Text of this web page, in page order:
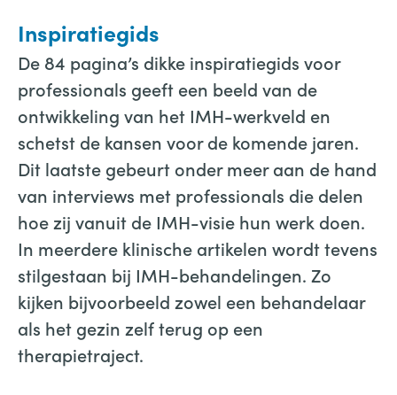
Inspiratiegids
De 84 pagina’s dikke inspiratiegids voor
professionals geeft een beeld van de
ontwikkeling van het IMH-werkveld en
schetst de kansen voor de komende jaren.
Dit laatste gebeurt onder meer aan de hand
van interviews met professionals die delen
hoe zij vanuit de IMH-visie hun werk doen.
In meerdere klinische artikelen wordt tevens
stilgestaan bij IMH-behandelingen. Zo
kijken bijvoorbeeld zowel een behandelaar
als het gezin zelf terug op een
therapietraject.